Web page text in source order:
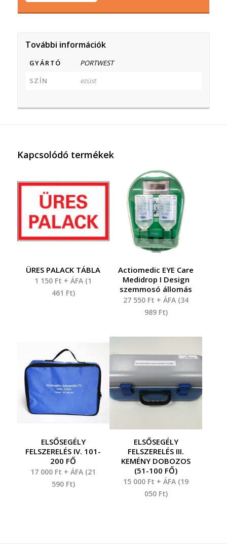
További információk
GYÁRTÓ
PORTWEST
SZÍN
ezüst
Kapcsolódó termékek
ÜRES PALACK TÁBLA
1 150 Ft + ÁFA (1
461 Ft)
Actiomedic EYE Care
Medidrop I Design
szemmosó állomás
27 550 Ft + ÁFA (34
989 Ft)
ELSŐSEGÉLY
FELSZERELÉS IV. 101-
200 FŐ
17 000 Ft + ÁFA (21
590 Ft)
ELSŐSEGÉLY
FELSZERELÉS III.
KEMÉNY DOBOZOS
(51-100 FŐ)
15 000 Ft + ÁFA (19
050 Ft)